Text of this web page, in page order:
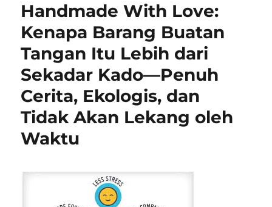
Handmade With Love:
Kenapa Barang Buatan
Tangan Itu Lebih dari
Sekadar Kado—Penuh
Cerita, Ekologis, dan
Tidak Akan Lekang oleh
Waktu